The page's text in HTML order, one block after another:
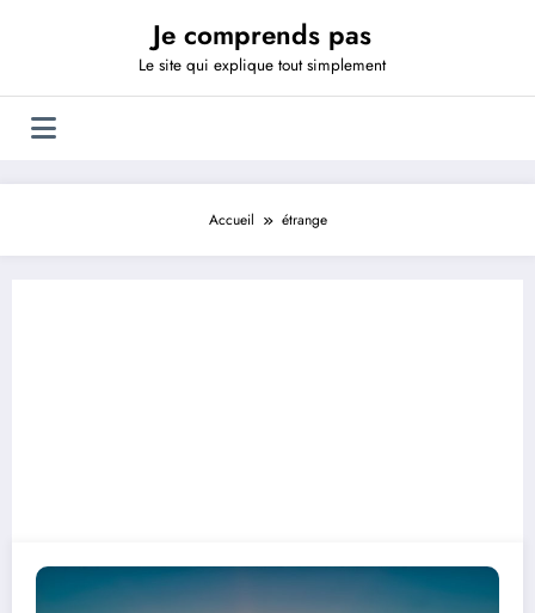
Je comprends pas
Le site qui explique tout simplement
Accueil étrange